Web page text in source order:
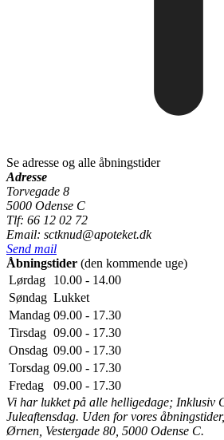
Se adresse og alle åbningstider
Adresse
Torvegade 8
5000 Odense C
Tlf: 66 12 02 72
Email: sctknud@apoteket.dk
Send mail
Åbningstider (den kommende uge)
Lørdag
10.00 - 14.00
Søndag Lukket
Mandag 09.00 - 17.30
Tirsdag 09.00 - 17.30
Onsdag 09.00 - 17.30
Torsdag 09.00 - 17.30
Fredag
09.00 - 17.30
Vi har lukket på alle helligedage; Inklusiv
Juleaftensdag. Uden for vores
Ørnen, Vestergade 80, 5000 Odense C.